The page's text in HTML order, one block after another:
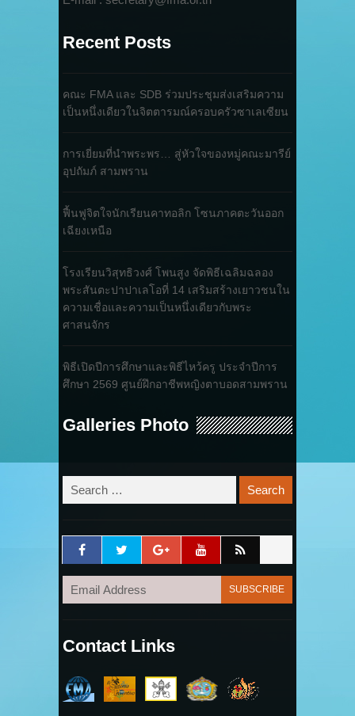
Recent Posts
คณะ FMA และ SDB ร่วมประชุมส่งเสริมความ
เป็นหนึ่งเดียวในจิตตารมณ์ครอบครัวซาเลเซียน
การเยี่ยมที่นำพระพร… สู่หัวใจของหมู่คณะมารีย์
อุปถัมภ์ สามพราน
ฟื้นฟูจิตใจนักเรียนคาทอลิก โซนภาคตะวันออก
เฉียงเหนือ
โรงเรียนวิสุทธิวงศ์ โพนสูง จัดพิธีเฉลิมฉลอง
พระสันตะปาปาเลโอที่ 14 เสริมสร้างเยาวชนใน
ความเชื่อและความเป็นหนึ่งเดียวกับพระ
ศาสนจักร
พิธีเปิดปีการศึกษาและพิธีไหว้ครู ประจำปีการ
ศึกษา 2569 ศูนย์ฝึกอาชีพหญิงตาบอดสามพราน
Galleries Photo
Contact Links